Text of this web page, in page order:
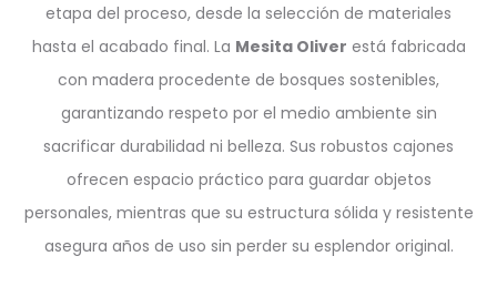
etapa del proceso, desde la selección de materiales
hasta el acabado final. La Mesita Oliver está fabricada
con madera procedente de bosques sostenibles,
garantizando respeto por el medio ambiente sin
sacrificar durabilidad ni belleza. Sus robustos cajones
ofrecen espacio práctico para guardar objetos
personales, mientras que su estructura sólida y resistente
asegura años de uso sin perder su esplendor original.